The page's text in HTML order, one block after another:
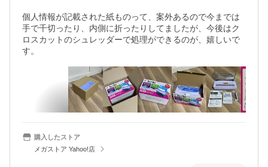
個人情報が記載された紙ものって、案外あるので今までは
手で千切ったり、内側に折ったりしてましたが、今後はク
ロスカットのシュレッダーで処理ができるのが、嬉しいで
す。
購入したストア
メガストア Yahoo!店